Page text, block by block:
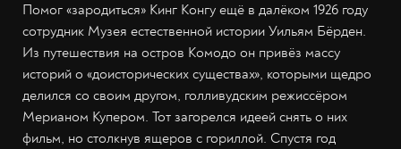
Помог «зародиться» Кинг Конгу ещё в далёком 1926 году
сотрудник Музея естественной истории Уильям Бёрден.
Из путешествия на остров Комодо он привёз массу
историй о «доисторических существах», которыми щедро
делился со своим другом, голливудским режиссёром
Мерианом Купером. Тот загорелся идеей снять о них
фильм, но столкнув ящеров с гориллой. Спустя год